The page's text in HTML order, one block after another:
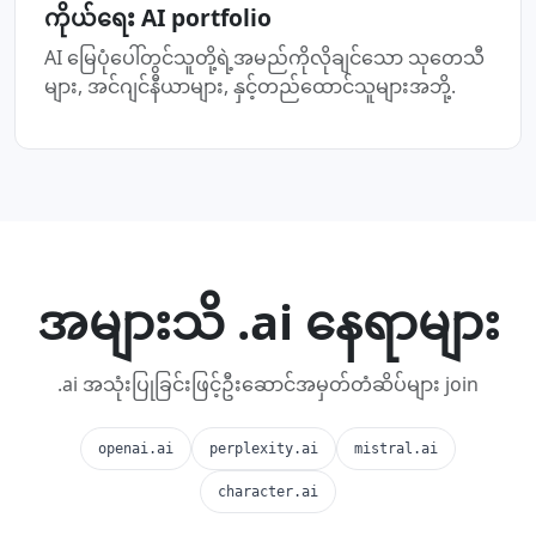
ကိုယ်ရေး AI portfolio
AI မြေပုံပေါ်တွင်သူတို့ရဲ့အမည်ကိုလိုချင်သော သုတေသီ
များ, အင်ဂျင်နီယာများ, နှင့်တည်ထောင်သူများအဘို့.
အများသိ .ai နေရာများ
.ai အသုံးပြုခြင်းဖြင့်ဦးဆောင်အမှတ်တံဆိပ်များ join
openai.ai perplexity.ai mistral.ai
character.ai